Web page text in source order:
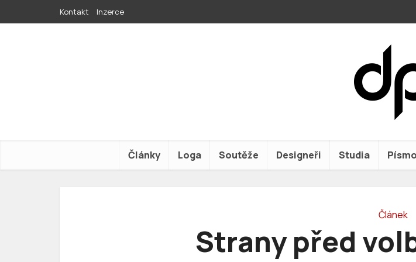
Kontakt Inzerce
Články Loga Soutěže Designeři Studia
Článek
Strany před